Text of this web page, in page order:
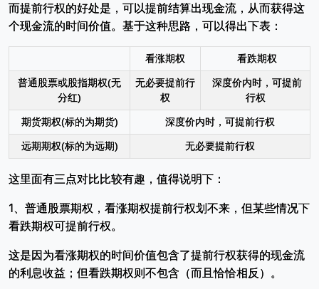
而提前行权的好处是，可以提前结算出现金流，从而获得这
个现金流的时间价值。基于这种思路，可以得出下表：
看涨期权 看跌期权
普通股票或股指期权(无
分红)
无必要提前行
权
深度价内时，可提前
行权
期货期权(标的为期货) 深度价内时，可提前行权
远期期权(标的为远期) 无必要提前行权
这里面有三点对比比较有趣，值得说明下：
1、普通股票期权，看涨期权提前行权划不来，但某些情况下
看跌期权可提前行权。
这是因为看涨期权的时间价值包含了提前行权获得的现金流
的利息收益；但看跌期权则不包含（而且恰恰相反）。